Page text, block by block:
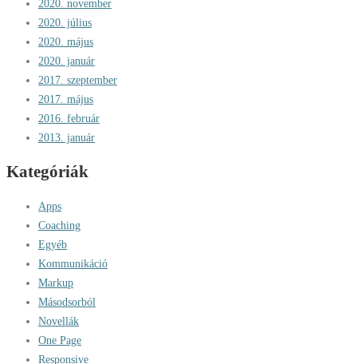
2020. november
2020. július
2020. május
2020. január
2017. szeptember
2017. május
2016. február
2013. január
Kategóriák
Apps
Coaching
Egyéb
Kommunikáció
Markup
Másodsorból
Novellák
One Page
Responsive